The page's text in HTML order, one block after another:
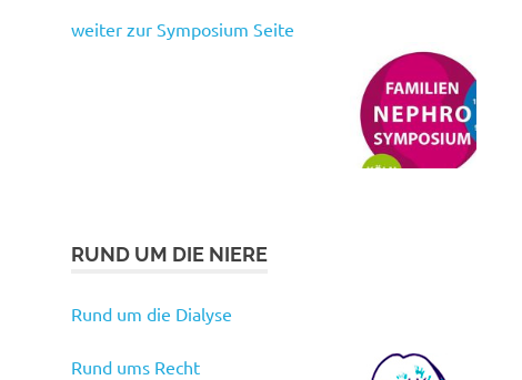
weiter zur Symposium Seite
RUND UM DIE NIERE
Rund um die Dialyse
Rund ums Recht